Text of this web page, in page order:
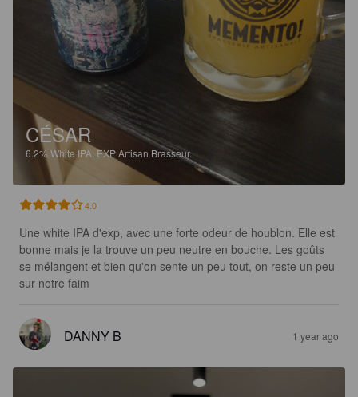
CÉSAR
6.2% White IPA. EXP Artisan Brasseur.
4.0
Une white IPA d'exp, avec une forte odeur de houblon. Elle est
bonne mais je la trouve un peu neutre en bouche. Les goûts
se mélangent et bien qu'on sente un peu tout, on reste un peu
sur notre faim
DANNY B 1 year ago